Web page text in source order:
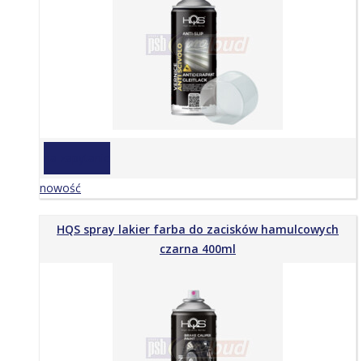
nowość
HQS spray lakier farba do zacisków hamulcowych
czarna 400ml